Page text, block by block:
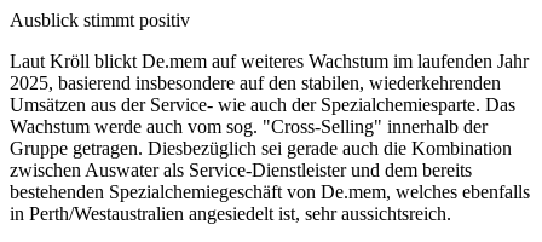
Ausblick stimmt positiv
Laut Kröll blickt De.mem auf weiteres Wachstum im laufenden Jahr
2025, basierend insbesondere auf den stabilen, wiederkehrenden
Umsätzen aus der Service- wie auch der Spezialchemiesparte. Das
Wachstum werde auch vom sog. "Cross-Selling" innerhalb der
Gruppe getragen. Diesbezüglich sei gerade auch die Kombination
zwischen Auswater als Service-Dienstleister und dem bereits
bestehenden Spezialchemiegeschäft von De.mem, welches ebenfalls
in Perth/Westaustralien angesiedelt ist, sehr aussichtsreich.